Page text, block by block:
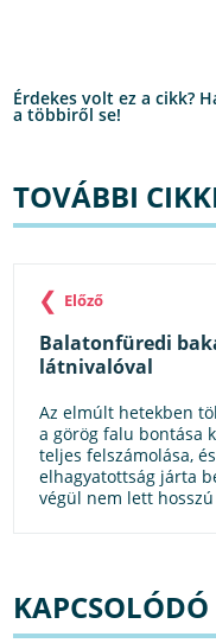
Érdekes volt ez a cikk?
a többiről se!
TOVÁBBI
Balatonfüredi
látnivalóval
Az elmúlt hetekben
a görög falu bontása
teljes felszámolása,
elhagyatottság járta
végül nem lett
❮ Előző
KAPCSOLÓDÓ